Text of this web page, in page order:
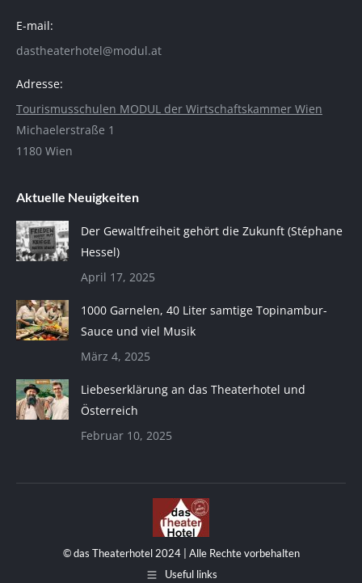
E-mail:
dastheaterhotel@modul.at
Adresse:
Tourismusschulen MODUL der Wirtschaftskammer Wien
Michaelerstraße 1
1180 Wien
Aktuelle Neuigkeiten
Der Gewaltfreiheit gehört die Zukunft (Stéphane
Hessel)
April 17, 2025
1000 Garnelen, 40 Liter samtige Topinambur-
Sauce und viel Musik
März 4, 2025
Liebeserklärung an das Theaterhotel und
Österreich
Februar 10, 2025
© das Theaterhotel 2024 | Alle Rechte vorbehalten
Useful links